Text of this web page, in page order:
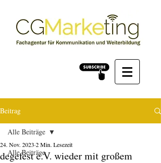
Beitrag
Alle Beiträge
Alle Beiträge
degefest e.V. wieder mit großem
24. Nov. 2023 2 Min. Lesezeit